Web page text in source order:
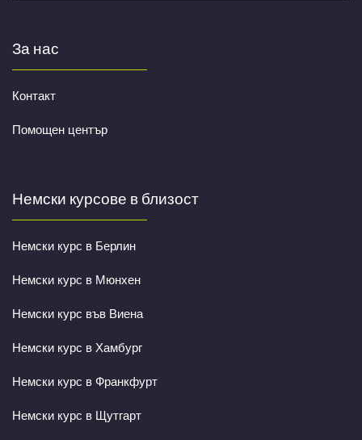
За нас
Контакт
Помощен център
Немски курсове в близост
Немски курс в Берлин
Немски курс в Мюнхен
Немски курс във Виена
Немски курс в Хамбург
Немски курс в Франкфурт
Немски курс в Щутгарт